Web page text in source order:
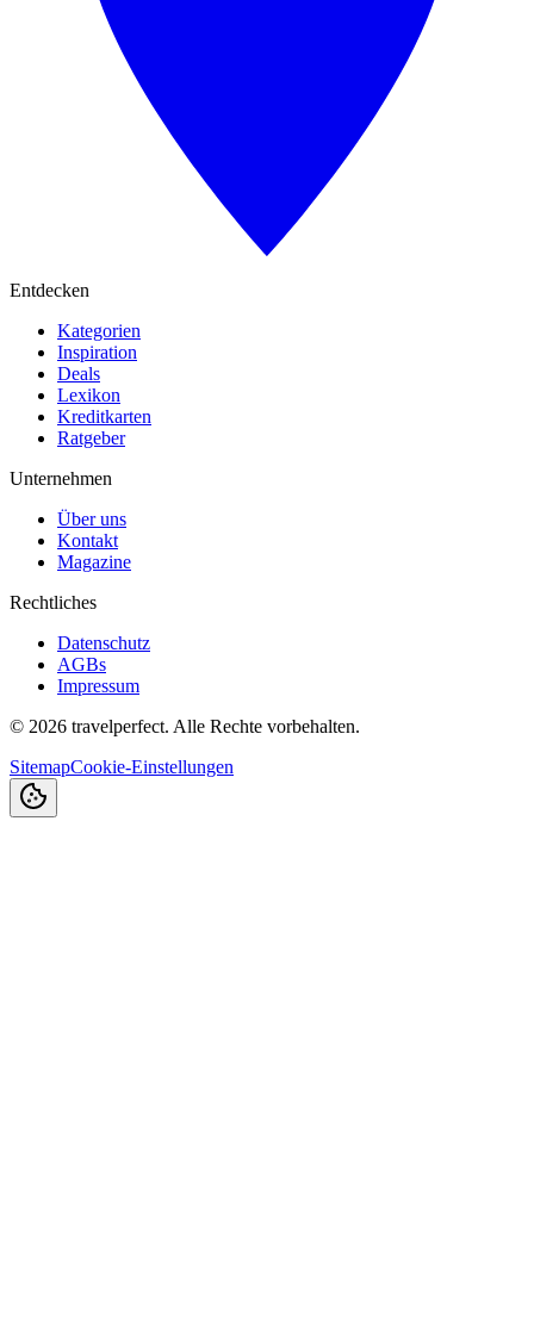
Entdecken
Kategorien
Inspiration
Deals
Lexikon
Kreditkarten
Ratgeber
Unternehmen
Über uns
Kontakt
Magazine
Rechtliches
Datenschutz
AGBs
Impressum
© 2026 travelperfect. Alle Rechte vorbehalten.
SitemapCookie-Einstellungen